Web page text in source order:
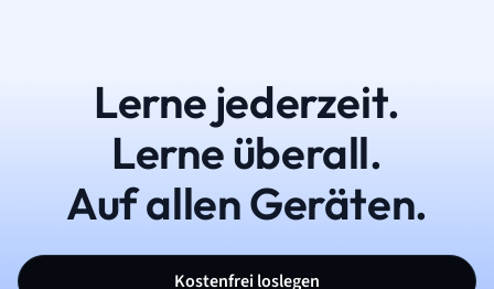
Lerne jederzeit.
Lerne überall.
Auf allen Geräten.
Kostenfrei loslegen